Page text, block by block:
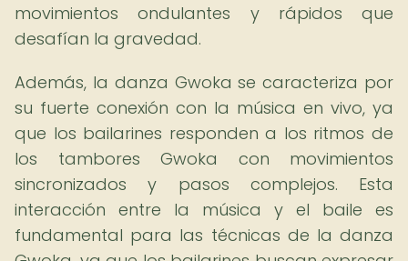
movimientos ondulantes y rápidos que
desafían la gravedad.
Además, la danza Gwoka se caracteriza por
su fuerte conexión con la música en vivo, ya
que los bailarines responden a los ritmos de
los tambores Gwoka con movimientos
sincronizados y pasos complejos. Esta
interacción entre la música y el baile es
fundamental para las técnicas de la danza